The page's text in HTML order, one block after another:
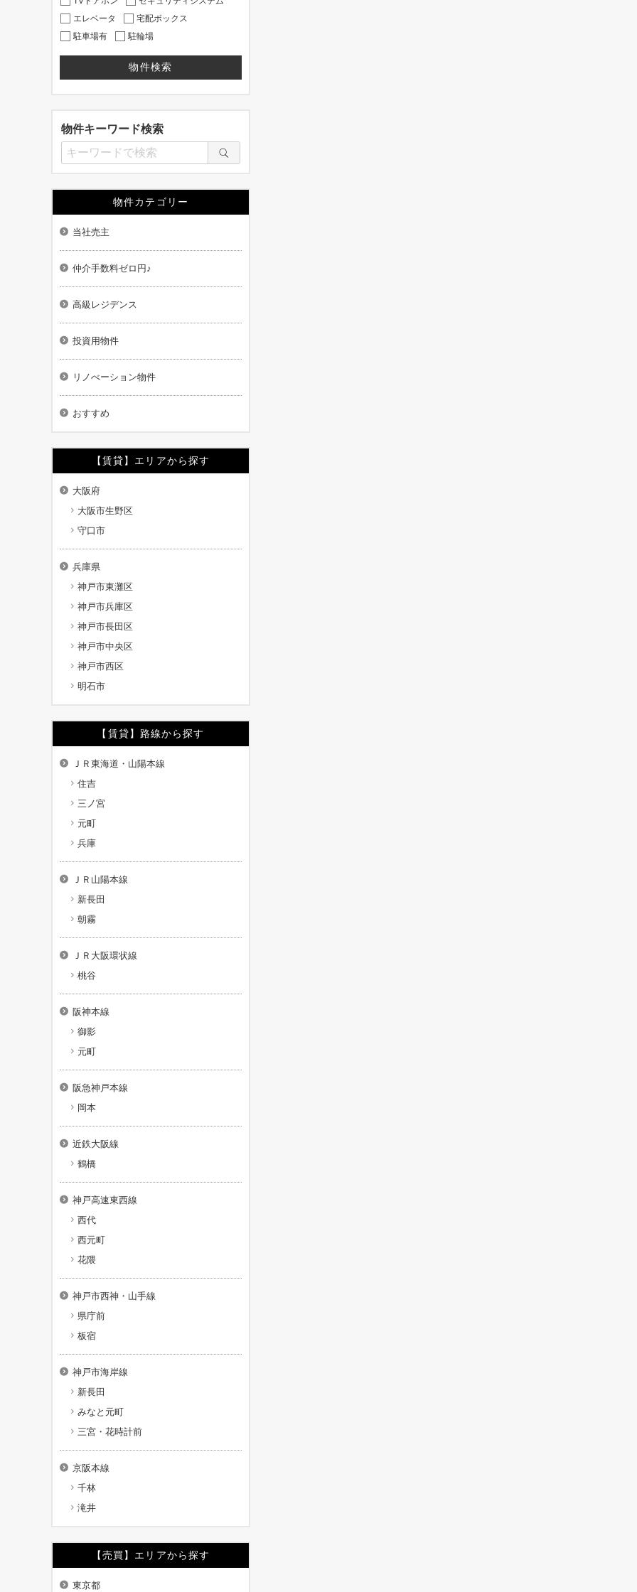
エレベータ
宅配ボックス
駐車場有
駐輪場
物件キーワード検索
物件カテゴリー
当社売主
仲介手数料ゼロ円♪
高級レジデンス
投資用物件
リノべーション物件
おすすめ
【賃貸】エリアから探す
大阪府
大阪市生野区
守口市
兵庫県
神戸市東灘区
神戸市兵庫区
神戸市長田区
神戸市中央区
神戸市西区
明石市
【賃貸】路線から探す
ＪＲ東海道・山陽本線
住吉
三ノ宮
元町
兵庫
ＪＲ山陽本線
新長田
朝霧
ＪＲ大阪環状線
桃谷
阪神本線
御影
元町
阪急神戸本線
岡本
近鉄大阪線
鶴橋
神戸高速東西線
西代
西元町
花隈
神戸市西神・山手線
県庁前
板宿
神戸市海岸線
新長田
みなと元町
三宮・花時計前
京阪本線
千林
滝井
【売買】エリアから探す
東京都